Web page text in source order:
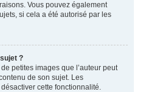
Vous pouvez également
si cela a été autorisé par les
?
petites images que l’auteur peut
de son sujet. Les
cette fonctionnalité.